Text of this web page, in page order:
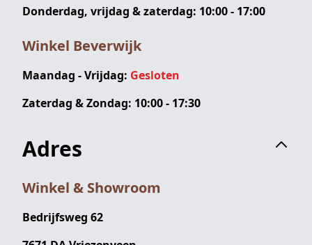
Donderdag, vrijdag & zaterdag: 10:00 - 17:00
Winkel Beverwijk
Maandag - Vrijdag: Gesloten
Zaterdag & Zondag: 10:00 - 17:30
Adres
Winkel & Showroom
Bedrijfsweg 62